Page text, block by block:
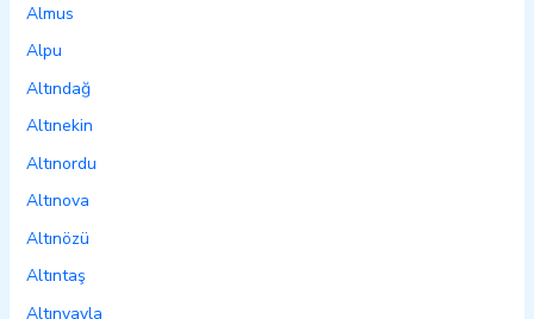
Almus
Alpu
Altındağ
Altınekin
Altınordu
Altınova
Altınözü
Altıntaş
Altınyayla